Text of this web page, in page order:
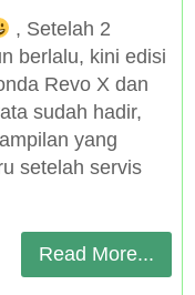
, Setelah 2
berlalu, kini edisi
Revo X dan
sudah hadir,
yang
setelah servis
Read More...